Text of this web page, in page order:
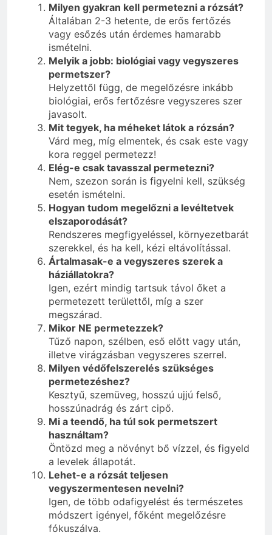
Milyen gyakran kell permetezni a rózsát?
Általában 2-3 hetente, de erős fertőzés
vagy esőzés után érdemes hamarabb
ismételni.
Melyik a jobb: biológiai vagy vegyszeres
permetszer?
Helyzettől függ, de megelőzésre inkább
biológiai, erős fertőzésre vegyszeres szer
javasolt.
Mit tegyek, ha méheket látok a rózsán?
Várd meg, míg elmentek, és csak este vagy
kora reggel permetezz!
Elég-e csak tavasszal permetezni?
Nem, szezon során is figyelni kell, szükség
esetén ismételni.
Hogyan tudom megelőzni a levéltetvek
elszaporodását?
Rendszeres megfigyeléssel, környezetbarát
szerekkel, és ha kell, kézi eltávolítással.
Ártalmasak-e a vegyszeres szerek a
háziállatokra?
Igen, ezért mindig tartsuk távol őket a
permetezett területtől, míg a szer
megszárad.
Mikor NE permetezzek?
Tűző napon, szélben, eső előtt vagy után,
illetve virágzásban vegyszeres szerrel.
Milyen védőfelszerelés szükséges
permetezéshez?
Kesztyű, szemüveg, hosszú ujjú felső,
hosszúnadrág és zárt cipő.
Mi a teendő, ha túl sok permetszert
használtam?
Öntözd meg a növényt bő vízzel, és figyeld
a levelek állapotát.
Lehet-e a rózsát teljesen
vegyszermentesen nevelni?
Igen, de több odafigyelést és természetes
módszert igényel, főként megelőzésre
fókuszálva.